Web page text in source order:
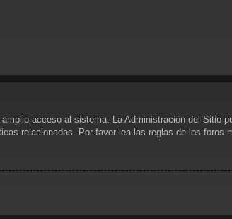
acceso al sistema. La Administración del Sitio
relacionadas. Por favor lea las reglas de los foros